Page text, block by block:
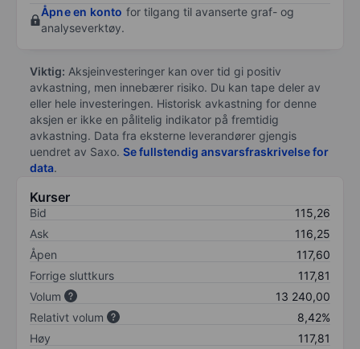
Åpne en konto for tilgang til avanserte graf- og
analyseverktøy.
Viktig: Aksjeinvesteringer kan over tid gi positiv
avkastning, men innebærer risiko. Du kan tape deler av
eller hele investeringen. Historisk avkastning for denne
aksjen er ikke en pålitelig indikator på fremtidig
avkastning. Data fra eksterne leverandører gjengis
uendret av Saxo. Se fullstendig ansvarsfraskrivelse for
data.
Kurser
Bid
115,26
Ask
116,25
Åpen
117,60
Forrige sluttkurs
117,81
Volum
13 240,00
Relativt volum
8,42%
Høy
117,81